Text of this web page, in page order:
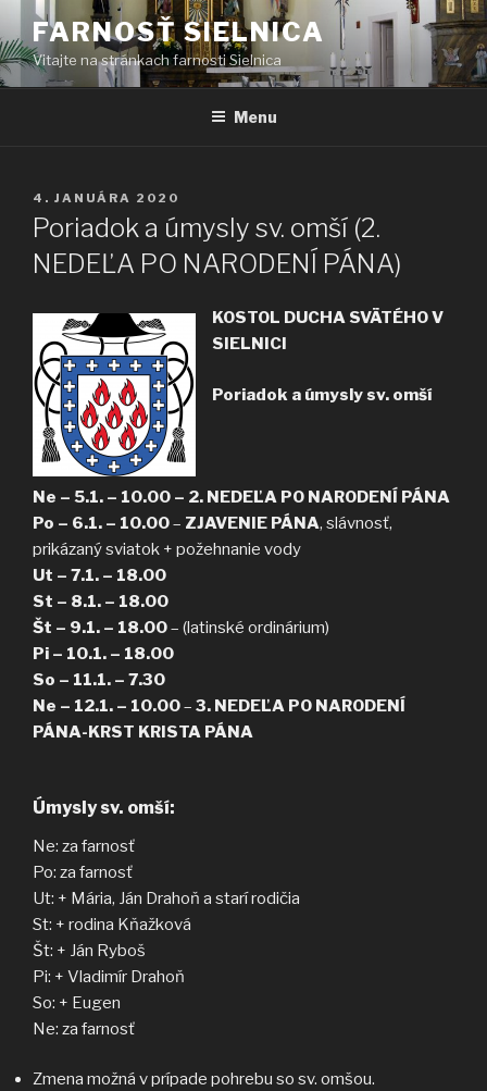
Prejsť
na
obsah
FARNOSŤ SIELNICA
Vitajte na stránkach farnosti Sielnica
Menu
PUBLIKOVANÉ
4. JANUÁRA 2020
Poriadok a úmysly sv. omší (2.
NEDEĽA PO NARODENÍ PÁNA)
KOSTOL DUCHA SVÄTÉHO V
SIELNICI
Poriadok a úmysly sv. omší
Ne – 5.1. – 10.00 – 2. NEDEĽA PO NARODENÍ PÁNA
Po – 6.1. – 10.00– ZJAVENIE PÁNA, slávnosť,
prikázaný sviatok + požehnanie vody
Ut – 7.1. – 18.00
St – 8.1. – 18.00
Št – 9.1. – 18.00– (latinské ordinárium)
Pi – 10.1. – 18.00
So – 11.1. – 7.30
Ne – 12.1. – 10.00– 3. NEDEĽA PO NARODENÍ
PÁNA-KRST KRISTA PÁNA
Úmysly sv. omší:
Ne: za farnosť
Po: za farnosť
Ut: + Mária, Ján Drahoň a starí rodičia
St: + rodina Kňažková
Št: + Ján Ryboš
Pi: + Vladimír Drahoň
So: + Eugen
Ne: za farnosť
Zmena možná v prípade pohrebu so sv. omšou.